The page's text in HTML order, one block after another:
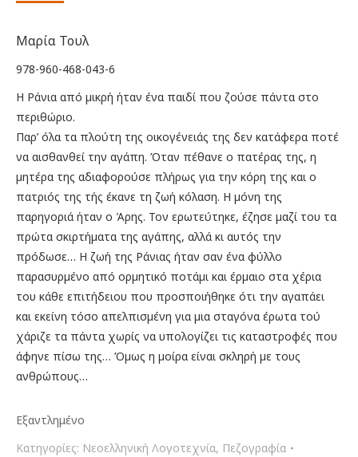
€10.00.
Μαρία Τουλ
978-960-468-043-6
Η Ράνια από µικρή ήταν ένα παιδί που ζούσε πάντα στο
περιθώριο.
Παρ’ όλα τα πλούτη της οικογένειάς της δεν κατάφερα ποτέ
να αισθανθεί την αγάπη. Όταν πέθανε ο πατέρας της, η
µητέρα της αδιαφορούσε πλήρως για την κόρη της και ο
πατριός της τής έκανε τη ζωή κόλαση. Η µόνη της
παρηγοριά ήταν ο Άρης. Τον ερωτεύτηκε, έζησε µαζί του τα
πρώτα σκιρτήµατα της αγάπης, αλλά κι αυτός την
πρόδωσε… Η ζωή της Ράνιας ήταν σαν ένα φύλλο
παρασυρµένο από ορµητικό ποτάµι και έρµαιο στα χέρια
του κάθε επιτήδειου που προσποιήθηκε ότι την αγαπάει
και εκείνη τόσο απελπισµένη για µια σταγόνα έρωτα τού
χάριζε τα πάντα χωρίς να υπολογίζει τις καταστροφές που
άφηνε πίσω της… Όµως η µοίρα είναι σκληρή µε τους
ανθρώπους…
Εξαντλημένο
Κατηγορίες: Νεοελληνική Λογοτεχνία, Πεζογραφία